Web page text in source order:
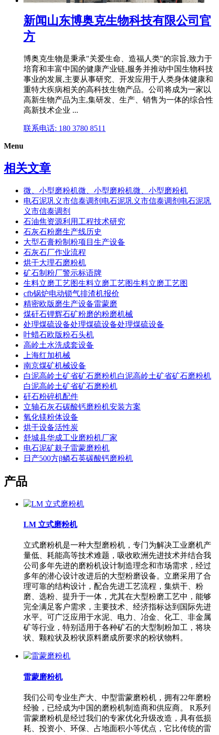
新闻山东博奥克生物科技有限公司官
方
博奥克生物是秉承"关爱生命、造福人类"的宗旨,致力于
培育和丰富中国的健康产业链,服务并推动中国生物科技
事业的发展,主要从事研究、开发应用于人类身体健康和
重特大疾病相关的高科技生物产品。公司将成为一家以
高新生物产品为主,集研发、生产、销售为一体的综合性
高新技术企业 ...
联系电话: 180 3780 8511
Menu
相关文章
微、小型磨粉机微、小型磨粉机微、小型磨粉机
电石泥巩义市信泰调剂电石泥巩义市信泰调剂电石泥巩
义市信泰调剂
石油焦资源利用工程技术研究
石灰石粉磨生产线历史
大型石膏粉制粉项目生产设备
石灰石厂作业流程
烘干大理石磨粉机
矿石制粉厂警示标语牌
生料立磨工艺图生料立磨工艺图生料立磨工艺图
cfb锅炉电动锁气排渣机报价
精密欧版磨生产设备雷蒙磨
煤矸石锂辉石矿粉磨的粉磨机械
处理煤硫设备处理煤硫设备处理煤硫设备
叶蜡石欧版粉石头机
高岭土水洗成套设备
上海红加机械
南京煤矿机械设备
白泥高岭土矿省矿石磨粉机白泥高岭土矿省矿石磨粉机
白泥高岭土矿省矿石磨粉机
矸石粉碎机配件
立轴石灰石碳酸钙磨粉机安装方案
氧化镁粉体设备
烘干设备活性炭
舒城县华成工业磨粉机厂家
电石泥矿麸子雷蒙磨粉机
日产500方β鳞石英碳酸钙磨粉机
产品
LM 立式磨粉机
立式磨粉机是一种大型磨粉机，专门为解决工业磨机产
量低、耗能高等技术难题，吸收欧洲先进技术并结合我
公司多年先进的磨粉机设计制造理念和市场需求，经过
多年的潜心设计改进后的大型粉磨设备。立磨采用了合
理可靠的结构设计，配合先进工艺流程，集烘干、粉
磨、选粉、提升于一体，尤其在大型粉磨工艺中，能够
完全满足客户需求，主要技术、经济指标达到国际先进
水平。可广泛应用于水泥、电力、冶金、化工、非金属
矿等行业，特别适用于各种矿石的大型制粉加工，将块
状、颗粒状及粉状原料磨成所要求的粉状物料。
雷蒙磨粉机
我们公司专业生产大、中型雷蒙磨粉机，拥有22年磨粉
经验，已经成为中国的磨粉机制造商和供应商。 R系列
雷蒙磨粉机是经过我们的专家优化升级改造，具有低损
耗、投资小、环保、占地面积小等优点，它比传统的雷